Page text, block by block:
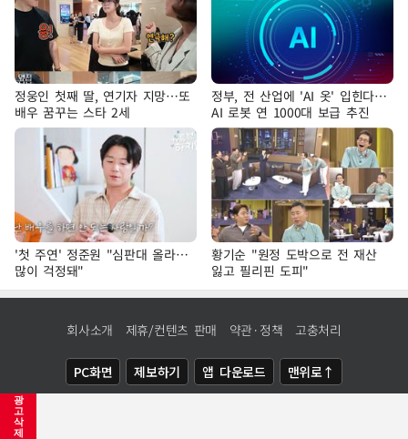
광
고
삭
제
정웅인 첫째 딸, 연기자 지망…또
배우 꿈꾸는 스타 2세
정부, 전 산업에 'AI 옷' 입힌다…
AI 로봇 연 1000대 보급 추진
'첫 주연' 정준원 "심판대 올라…
많이 걱정돼"
황기순 "원정 도박으로 전 재산
잃고 필리핀 도피"
회사소개 제휴/컨텐츠 판매 약관·정책 고충처리
PC화면 제보하기 앱 다운로드 맨위로↑